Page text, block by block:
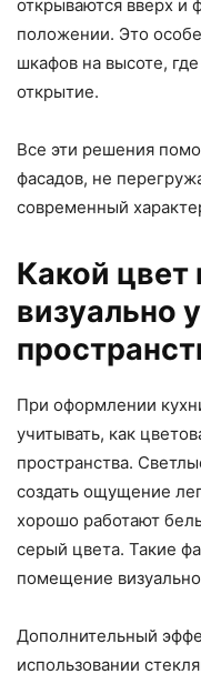
открываются вверх и
положении. Это
шкафов на высоте,
открытие.
Все эти решения
фасадов, не
современный
Какой
визуально
При оформлении
учитывать, как
пространства.
создать ощущение
хорошо работают
серый цвета. Такие
помещение
Дополнительный
использовании